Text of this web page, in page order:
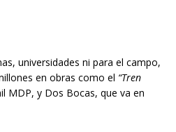
universidades ni para el campo,
en obras como el “Tren
MDP, y Dos Bocas, que va en